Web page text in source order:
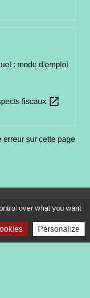
: mode d'emploi
fiscaux open_in_new
erreur sur cette page
over what you want
Personalize